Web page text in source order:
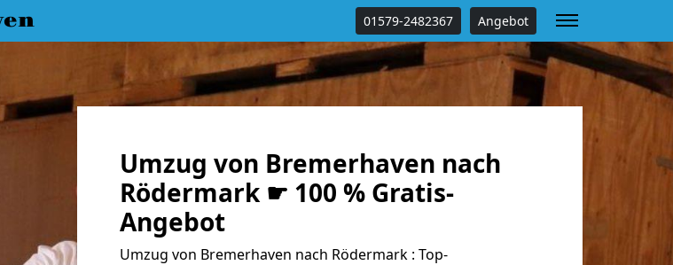
01579-2482367 Angebot
Umzug von Bremerhaven nach
Rödermark ☛ 100 % Gratis-
Angebot
Umzug von Bremerhaven nach Rödermark : Top-